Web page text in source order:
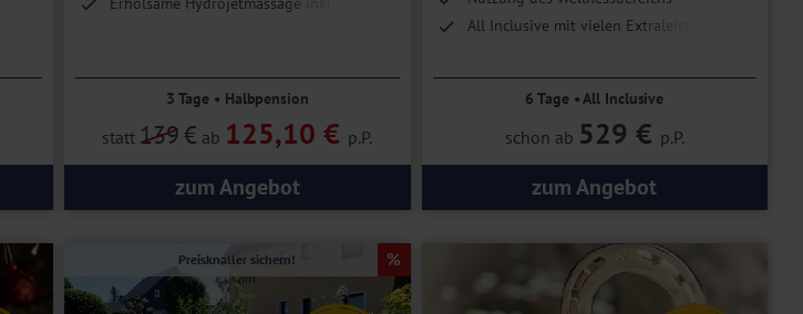
3 Tage • Halbpension
statt 139€ ab 125,10 € p.P.
zum Angebot
All Inclusive mit vielen Extraleistungen
6 Tage • All Inclusive
schon ab 529 € p.P.
zum Angebot
Preisknaller sichern!